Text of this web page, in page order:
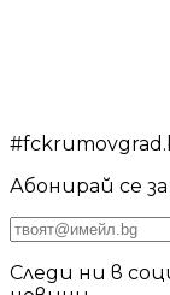
#
Абонирай се
Следи ни в